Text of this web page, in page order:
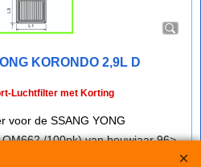
KORONDO 2,9L D
Luchtfilter met Korting
voor de SSANG YONG
/100pk) van bouwjaar 96>